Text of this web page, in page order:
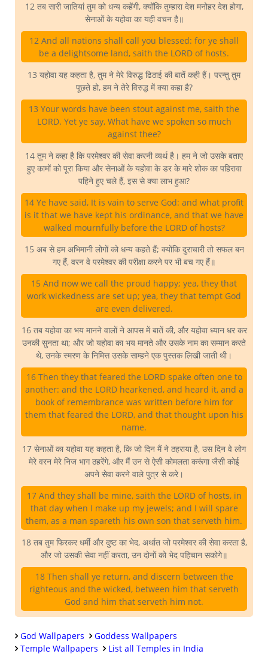
12 तब सारी जातियां तुम को धन्य कहेंगी, क्योंकि तुम्हारा देश मनोहर देश होगा,
सेनाओं के यहोवा का यही वचन है॥
12 And all nations shall call you blessed: for ye shall
be a delightsome land, saith the LORD of hosts.
13 यहोवा यह कहता है, तुम ने मेरे विरुद्ध ढिठाई की बातें कही हैं। परन्तु तुम
पूछते हो, हम ने तेरे विरुद्ध में क्या कहा है?
13 Your words have been stout against me, saith the
LORD. Yet ye say, What have we spoken so much
against thee?
14 तुम ने कहा है कि परमेश्वर की सेवा करनी व्यर्थ है। हम ने जो उसके बताए
हुए कामों को पूरा किया और सेनाओं के यहोवा के डर के मारे शोक का पहिरावा
पहिने हुए चले हैं, इस से क्या लाभ हुआ?
14 Ye have said, It is vain to serve God: and what profit
is it that we have kept his ordinance, and that we have
walked mournfully before the LORD of hosts?
15 अब से हम अभिमानी लोगों को धन्य कहते हैं; क्योंकि दुराचारी तो सफल बन
गए हैं, वरन वे परमेश्वर की परीक्षा करने पर भी बच गए हैं॥
15 And now we call the proud happy; yea, they that
work wickedness are set up; yea, they that tempt God
are even delivered.
16 तब यहोवा का भय मानने वालों ने आपस में बातें की, और यहोवा ध्यान धर कर
उनकी सुनता था; और जो यहोवा का भय मानते और उसके नाम का सम्मान करते
थे, उनके स्मरण के निमित्त उसके साम्हने एक पुस्तक लिखी जाती थी।
16 Then they that feared the LORD spake often one to
another: and the LORD hearkened, and heard it, and a
book of remembrance was written before him for
them that feared the LORD, and that thought upon his
name.
17 सेनाओं का यहोवा यह कहता है, कि जो दिन मैं ने ठहराया है, उस दिन वे लोग
मेरे वरन मेरे निज भाग ठहरेंगे, और मैं उन से ऐसी कोमलता करूंगा जैसी कोई
अपने सेवा करने वाले पुत्र से करे।
17 And they shall be mine, saith the LORD of hosts, in
that day when I make up my jewels; and I will spare
them, as a man spareth his own son that serveth him.
18 तब तुम फिरकर धर्मी और दुष्ट का भेद, अर्थात जो परमेश्वर की सेवा करता है,
और जो उसकी सेवा नहीं करता, उन दोनों को भेद पहिचान सकोगे॥
18 Then shall ye return, and discern between the
righteous and the wicked, between him that serveth
God and him that serveth him not.
God Wallpapers
Goddess Wallpapers
Temple Wallpapers
List all Temples in India